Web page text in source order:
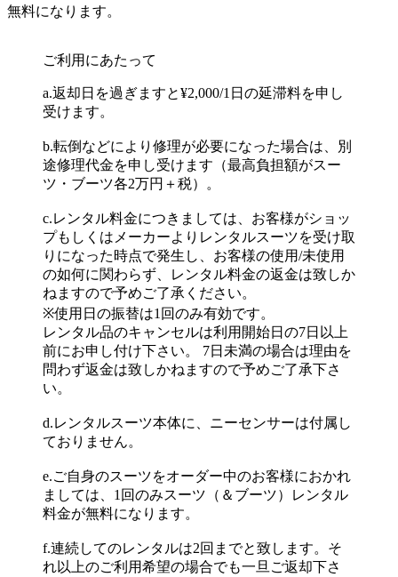
無料になります。
ご利用にあたって
a.返却日を過ぎますと¥2,000/1日の延滞料を申し
受けます。
b.転倒などにより修理が必要になった場合は、別
途修理代金を申し受けます（最高負担額がスー
ツ・ブーツ各2万円＋税）。
c.レンタル料金につきましては、お客様がショッ
プもしくはメーカーよりレンタルスーツを受け取
りになった時点で発生し、お客様の使用/未使用
の如何に関わらず、レンタル料金の返金は致しか
ねますので予めご了承ください。
※使用日の振替は1回のみ有効です。
レンタル品のキャンセルは利用開始日の7日以上
前にお申し付け下さい。 7日未満の場合は理由を
問わず返金は致しかねますので予めご了承下さ
い。
d.レンタルスーツ本体に、ニーセンサーは付属し
ておりません。
e.ご自身のスーツをオーダー中のお客様におかれ
ましては、1回のみスーツ（＆ブーツ）レンタル
料金が無料になります。
f.連続してのレンタルは2回までと致します。そ
れ以上のご利用希望の場合でも一旦ご返却下さ